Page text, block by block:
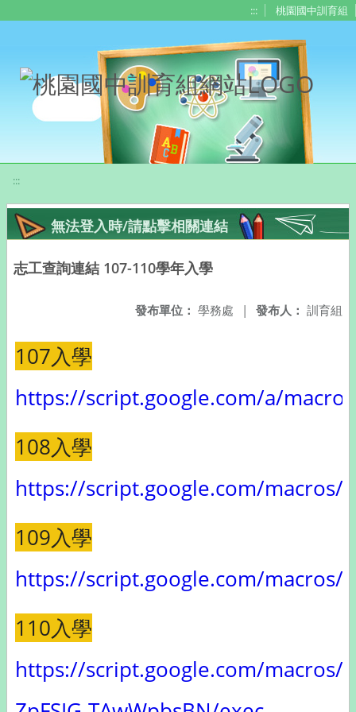
::: 桃園國中訓育組
:::
無法登入時/請點擊相關連結
志工查詢連結 107-110學年入學
發布人： 訓育組
發布單位： 學務處 |
107入學
https://script.google.com/a/
108入學
https://script.google.com/macros/
109入學
https://script.google.com/macros/s/
110入學
https://script.google.com/macros/s/